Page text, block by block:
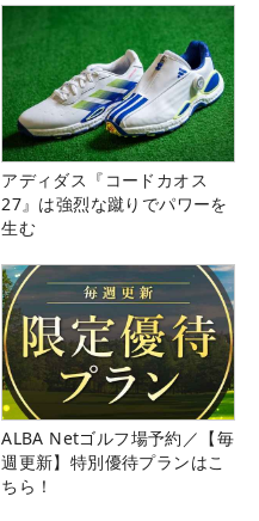
アディダス『コードカオス
27』は強烈な蹴りでパワーを
生む
ALBA Netゴルフ場予約／【毎
週更新】特別優待プランはこ
ちら！